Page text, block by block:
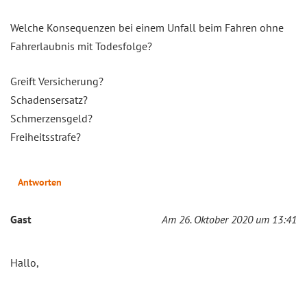
Welche Konsequenzen bei einem Unfall beim Fahren ohne
Fahrerlaubnis mit Todesfolge?
Greift Versicherung?
Schadensersatz?
Schmerzensgeld?
Freiheitsstrafe?
Antworten
Gast Am 26. Oktober 2020 um 13:41
Hallo,